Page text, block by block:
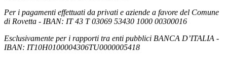
Per i pagamenti effettuati da privati e aziende a favore del Comune
di Rovetta - IBAN: IT 43 T 03069 53430 1000 00300016
Esclusivamente per i rapporti tra enti pubblici BANCA D’ITALIA -
IBAN: IT10H0100004306TU0000005418